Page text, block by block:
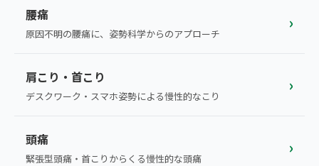
股関節の痛み
産後の不調・体型の崩れ
骨盤の傾き・歪み
眼精疲労
仙台エリア（4院）
池袋エリア（3院）
高田馬場エリア（2院）
初めての方へ
研究・論文
メディア・実績
とらわれないカラダを。
腰痛
原因不明の腰痛に、姿勢科学からのアプローチ
›
肩こり・首こり
デスクワーク・スマホ姿勢による慢性的なこり
›
頭痛
緊張型頭痛・首こりからくる慢性的な頭痛
›